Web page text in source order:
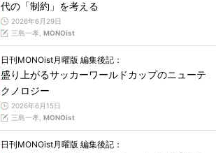
代の「制約」を考える
2026年6月29日
三島一孝, MONOist
日刊MONOist月曜版 編集後記：
盛り上がるサッカーワールドカップのニューテ
クノロジー
2026年6月15日
三島一孝, MONOist
日刊MONOist月曜版 編集後記：